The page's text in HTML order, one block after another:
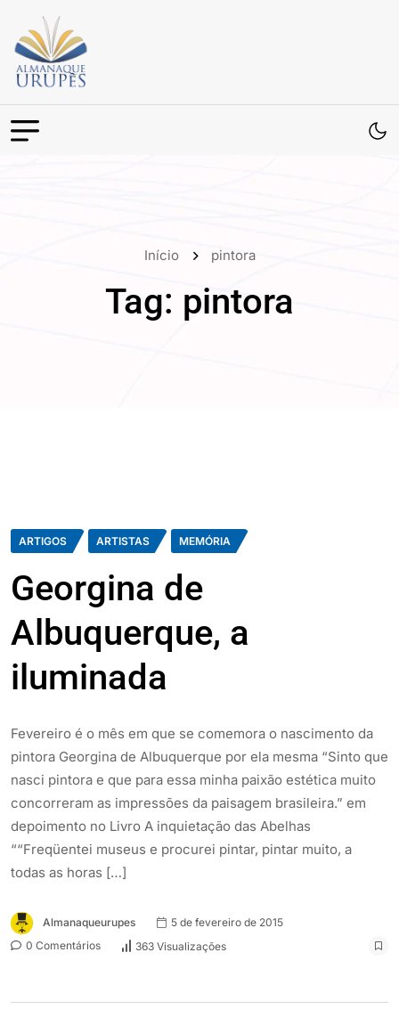
Início pintora
Tag: pintora
ARTIGOS ARTISTAS MEMÓRIA
Georgina de
Albuquerque, a
iluminada
Fevereiro é o mês em que se comemora o nascimento da
pintora Georgina de Albuquerque por ela mesma “Sinto que
nasci pintora e que para essa minha paixão estética muito
concorreram as impressões da paisagem brasileira.” em
depoimento no Livro A inquietação das Abelhas
““Freqüentei museus e procurei pintar, pintar muito, a
todas as horas […]
Almanaqueurupes
5 de fevereiro de 2015
0 Comentários
363 Visualizações